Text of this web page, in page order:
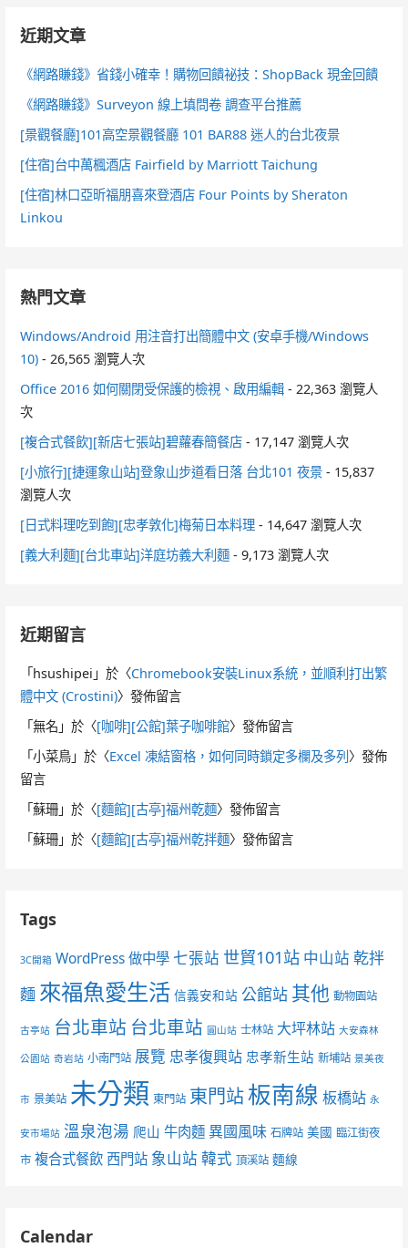
近期文章
《網路賺錢》省錢小確幸！購物回饋祕技：ShopBack 現金回饋
《網路賺錢》Surveyon 線上填問卷 調查平台推薦
[景觀餐廳]101高空景觀餐廳 101 BAR88 迷人的台北夜景
[住宿]台中萬楓酒店 Fairfield by Marriott Taichung
[住宿]林口亞昕福朋喜來登酒店 Four Points by Sheraton
Linkou
熱門文章
Windows/Android 用注音打出簡體中文 (安卓手機/Windows
10) - 26,565 瀏覽人次
Office 2016 如何關閉受保護的檢視、啟用編輯 - 22,363 瀏覽人
次
[複合式餐飲][新店七張站]碧蘿春簡餐店 - 17,147 瀏覽人次
[小旅行][捷運象山站]登象山步道看日落 台北101 夜景 - 15,837
瀏覽人次
[日式料理吃到飽][忠孝敦化]梅菊日本料理 - 14,647 瀏覽人次
[義大利麵][台北車站]洋庭坊義大利麵 - 9,173 瀏覽人次
近期留言
「hsushipei 」於〈Chromebook安裝Linux系統，並順利打出繁
體中文 (Crostini)〉發佈留言
「無名 」於〈[咖啡][公館]葉子咖啡館〉發佈留言
「小菜鳥 」於〈Excel 凍結窗格，如何同時鎖定多欄及多列〉發佈
留言
「蘇珊 」於〈[麵館][古亭]福州乾麵〉發佈留言
「蘇珊 」於〈[麵館][古亭]福州乾拌麵〉發佈留言
Tags
3C開箱 WordPress 做中學 七張站 世貿101站 中山站 乾拌
麵 來福魚愛生活 信義安和站 公館站 其他 動物園站
古亭站 台北車站 台北車站 圓山站 士林站 大坪林站 大安森林
公園站 奇岩站 小南門站 展覽 忠孝復興站 忠孝新生站 新埔站 景美夜
市 景美站 未分類 東門站 東門站板南線 板橋站 永
安市場站 溫泉泡湯 爬山 牛肉麵 異國風味 石牌站 美國 臨江街夜
市 複合式餐飲 西門站 象山站 韓式 頂溪站 麵線
Calendar